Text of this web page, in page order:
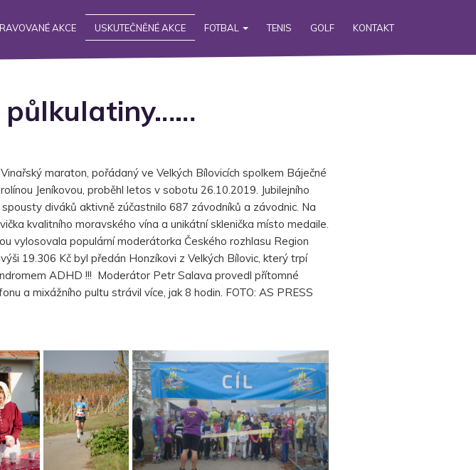
AKCE USKUTEČNĚNÉ AKCE FOTBAL TENIS GOLF KONTAKT
půlkulatiny……
maraton, pořádaný ve Velkých Bílovicích spolkem Báječné
Jeníkovou, proběhl letos v sobotu 26.10.2019. Jubilejního
spousty diváků aktivně zúčastnilo 687 závodníků a závodnic. Na
kvalitního moravského vína a unikátní sklenička místo medaile.
vylosovala populární moderátorka Českého rozhlasu Region
19.306 Kč byl předán Honzíkovi z Velkých Bílovic, který trpí
ADHD !!! Moderátor Petr Salava provedl přítomné
a mixážního pultu strávil více, jak 8 hodin. FOTO: AS PRESS